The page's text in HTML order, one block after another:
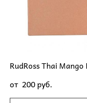
RudRoss Thai
от 200 pуб.